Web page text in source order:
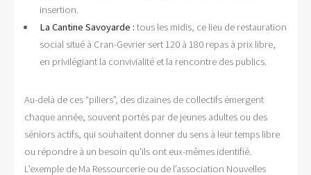
insertion.
La Cantine Savoyarde : tous les midis, ce lieu de restauration
social situé à Cran-Gevrier sert 120 à 180 repas à prix libre,
en privilégiant la convivialité et la rencontre des publics.
Au-delà de ces “piliers”, des dizaines de collectifs émergent
chaque année, souvent portés par de jeunes adultes ou des
séniors actifs, qui souhaitent donner du sens à leur temps libre
ou répondre à un besoin qu’ils ont eux-mêmes identifié.
L’exemple de Ma Ressourcerie ou de l’association Nouvelles